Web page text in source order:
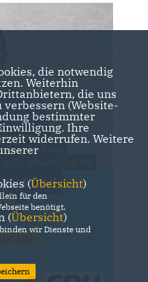
die notwendig
Weiterhin
die uns
verbessern (Website-
bestimmter
Ihre
widerrufen. Weitere
(Übersicht)
für den
benötigt.
(Übersicht)
wir Dienste und